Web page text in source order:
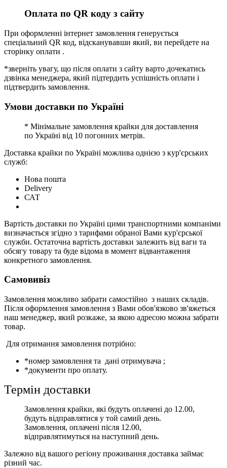
Оплата по QR коду з сайту
При оформленні інтернет замовлення генерується
спеціальний QR код, відсканувавши який, ви перейдете на
сторінку оплати .
*зверніть увагу, що після оплати з сайту варто дочекатись
дзвінка менеджера, який підтердить успішність оплати і
підтвердить замовлення.
Умови доставки по Україні
* Мінімальне замовлення крайки для доставлення
по Україні від 10 погонних метрів.
Доставка крайки по Україні можлива однією з кур'єрських
служб:
Нова пошта
Delivery
САТ
Вартість доставки по Україні цими транспортними компаніми
визначається згідно з тарифами обраної Вами кур'єрської
служби. Остаточна вартість доставки залежить від ваги та
обсягу товару та буде відома в момент відвантаження
конкретного замовлення.
Самовивіз
Замовлення можливо забрати самостійно з наших складів.
Після оформлення замовлення з Вами обов'язково зв'яжеться
наш менеджер, який розкаже, за якою адресою можна забрати
товар.
Для отримання замовлення потрібно:
*номер замовлення та дані отримувача ;
*документи про оплату.
Термін доставки
Замовлення крайки, які будуть оплачені до 12.00,
будуть відправлятися у той самий день.
Замовлення, оплачені після 12.00,
відправлятимуться на наступний день.
Залежно від вашого регіону проживання доставка займає
різний час.